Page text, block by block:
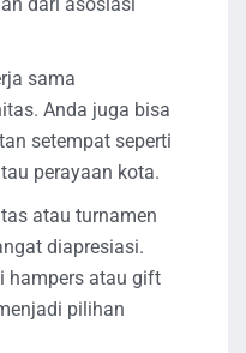
sama
Anda juga bisa
setempat seperti
perayaan kota.
atau turnamen
diapresiasi.
hampers atau gift
pilihan